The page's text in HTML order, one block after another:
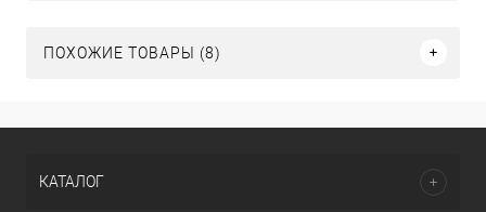
ПОХОЖИЕ ТОВАРЫ (8)
КАТАЛОГ